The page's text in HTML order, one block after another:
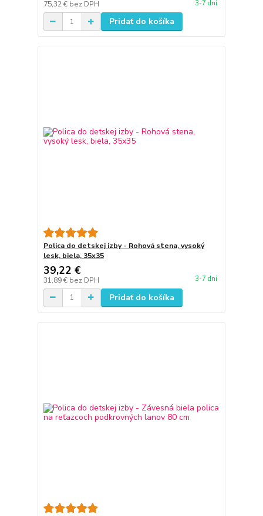
75,32 € bez DPH 3-7 dni
Pridať do košíka
Polica do detskej izby - Rohová stena, vysoký
lesk, biela, 35x35
39,22 €
31,89 € bez DPH 3-7 dni
Pridať do košíka